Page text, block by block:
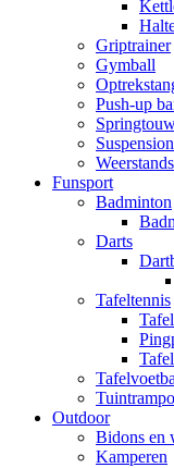
Griptrainer
Gymball
Push-up
Funsport
Badminton
Darts
Tafeltennis
Outdoor
Bidons en
Kamperen